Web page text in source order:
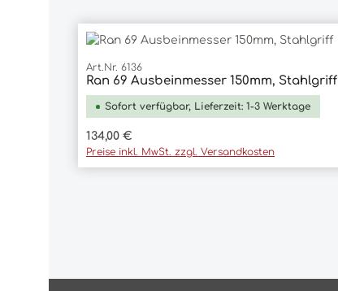
In den Warenkorb
Art.Nr. 6136
Ran 69 Ausbeinmesser 150mm, Stahlgriff
Sofort verfügbar, Lieferzeit: 1-3 Werktage
Regulärer Preis:
134,00 €
Preise inkl. MwSt. zzgl. Versandkosten